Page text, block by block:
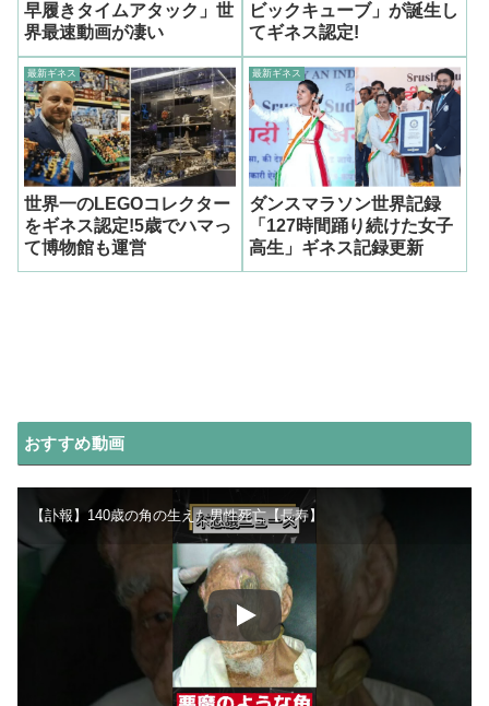
早履きタイムアタック」世
界最速動画が凄い
ビックキューブ」が誕生し
てギネス認定!
最新ギネス
世界一のLEGOコレクター
をギネス認定!5歳でハマっ
て博物館も運営
最新ギネス
ダンスマラソン世界記録
「127時間踊り続けた女子
高生」ギネス記録更新
おすすめ動画
【訃報】140歳の角の生えた男性死亡【長寿】